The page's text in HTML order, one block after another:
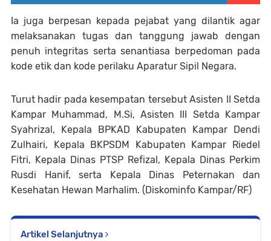
Ia juga berpesan kepada pejabat yang dilantik agar
melaksanakan tugas dan tanggung jawab dengan
penuh integritas serta senantiasa berpedoman pada
kode etik dan kode perilaku Aparatur Sipil Negara.
Turut hadir pada kesempatan tersebut Asisten II Setda
Kampar Muhammad, M.Si, Asisten III Setda Kampar
Syahrizal, Kepala BPKAD Kabupaten Kampar Dendi
Zulhairi, Kepala BKPSDM Kabupaten Kampar Riedel
Fitri, Kepala Dinas PTSP Refizal, Kepala Dinas Perkim
Rusdi Hanif, serta Kepala Dinas Peternakan dan
Kesehatan Hewan Marhalim. (Diskominfo Kampar/RF)
Artikel Selanjutnya